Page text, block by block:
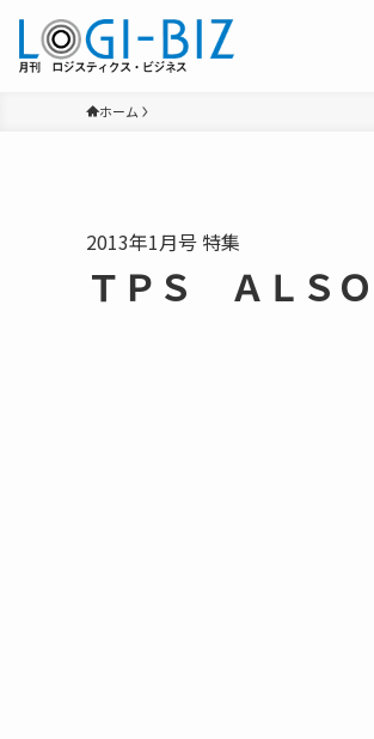
ホーム
2013年1月号 特集
ＴＰＳ ＡＬＳ